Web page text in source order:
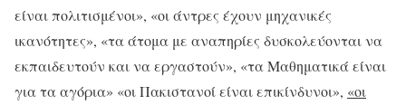
είναι πολιτισμένοι», «οι άντρες έχουν μηχανικές
ικανότητες», «τα άτομα με αναπηρίες δυσκολεύονται να
εκπαιδευτούν και να εργαστούν», «τα Μαθηματικά είναι
για τα αγόρια» «οι Πακιστανοί είναι επικίνδυνοι», «οι